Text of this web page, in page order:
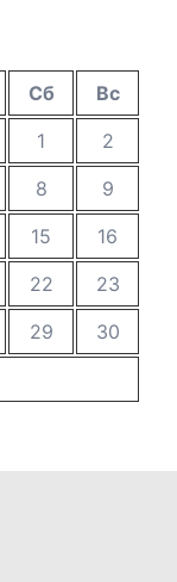
Сб
Вс
1
2
8
9
15
16
22
23
29
30